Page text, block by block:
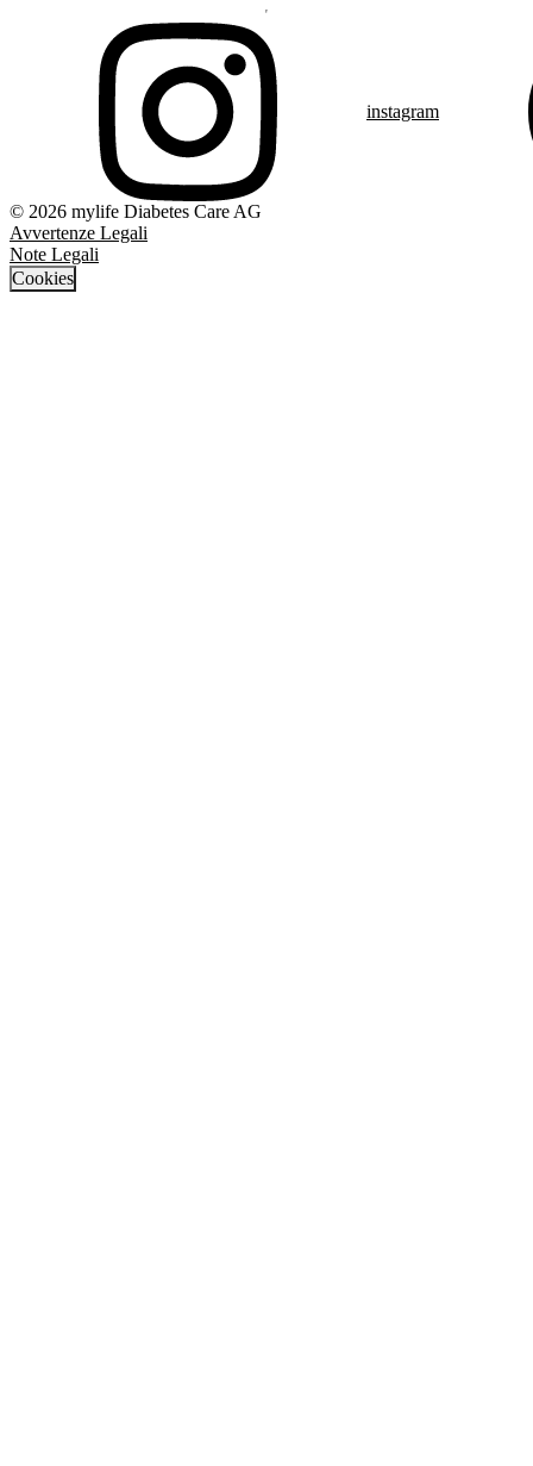
instagram
© 2026 mylife Diabetes Care AG
Avvertenze Legali
Note Legali
Cookies